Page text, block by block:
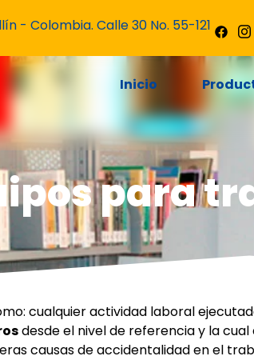
- Colombia. Calle 30 No. 55-121
Inicio
para
cualquier actividad laboral
desde el nivel de referencia y la
causas de accidentalidad en el